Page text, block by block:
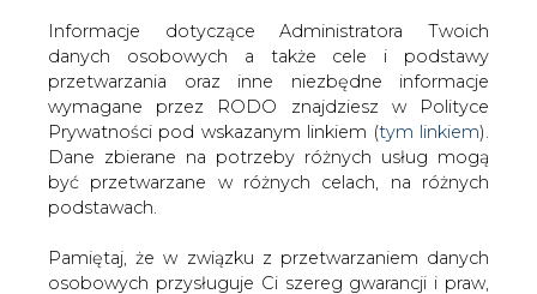
Informacje dotyczące Administratora Twoich
danych osobowych a także cele i podstawy
przetwarzania oraz inne niezbędne informacje
wymagane przez RODO znajdziesz w Polityce
Prywatności pod wskazanym linkiem (tym linkiem).
Dane zbierane na potrzeby różnych usług mogą
być przetwarzane w różnych celach, na różnych
podstawach.
Pamiętaj, że w związku z przetwarzaniem danych
osobowych przysługuje Ci szereg gwarancji i praw,
skomentuj
udostępnij:
Możejki nie zainwestują w
elektrownię atomową